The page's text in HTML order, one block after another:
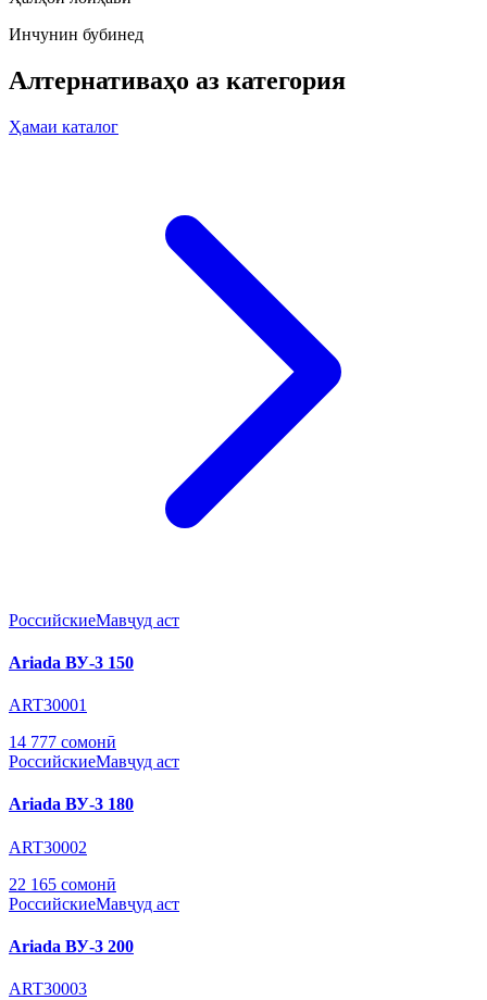
Инчунин бубинед
Алтернативаҳо аз категория
Ҳамаи каталог
РоссийскиеМавҷуд аст
Ariada ВУ-3 150
ART30001
14 777 сомонӣ
РоссийскиеМавҷуд аст
Ariada ВУ-3 180
ART30002
22 165 сомонӣ
РоссийскиеМавҷуд аст
Ariada ВУ-3 200
ART30003